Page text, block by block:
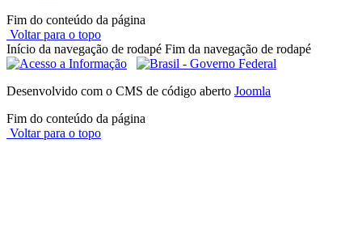
Fim do conteúdo da página
Voltar para o topo
Início da navegação de rodapé Fim da navegação de rodapé
Desenvolvido com o CMS de código aberto Joomla
Fim do conteúdo da página
Voltar para o topo